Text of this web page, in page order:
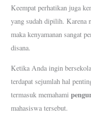
Keempat perhatikan juga
yang sudah dipilih. Karena
maka kenyamanan sangat
disana.
Ketika Anda ingin
terdapat sejumlah hal
termasuk memahami
mahasiswa tersebut.